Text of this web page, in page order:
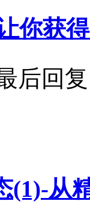
你获
后回
(1)-从